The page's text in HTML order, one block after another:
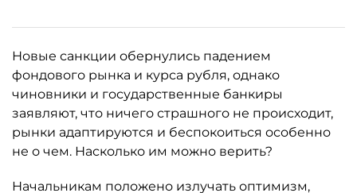
Новые санкции обернулись падением
фондового рынка и курса рубля, однако
чиновники и государственные банкиры
заявляют, что ничего страшного не происходит,
рынки адаптируются и беспокоиться особенно
не о чем. Насколько им можно верить?
Начальникам положено излучать оптимизм,